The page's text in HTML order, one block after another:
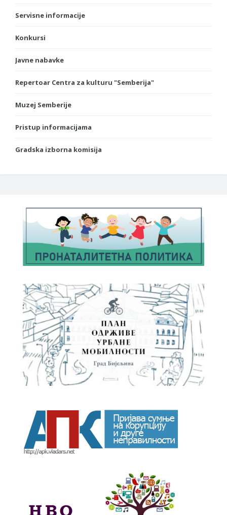
Servisne informacije
Konkursi
Javne nabavke
Repertoar Centra za kulturu "Semberija"
Muzej Semberije
Pristup informacijama
Gradska izborna komisija